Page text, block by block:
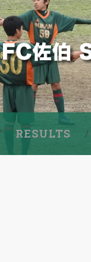
RESULTS